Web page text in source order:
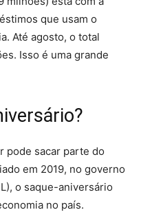
que usam o
Até agosto, o total
Isso é uma grande
pode sacar parte do
em 2019, no governo
o saque-aniversário
no país.